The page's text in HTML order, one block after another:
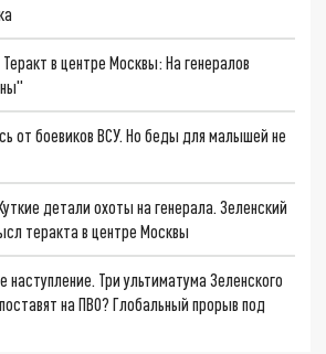
в центре Москвы: На генералов
от боевиков ВСУ. Но беды для малышей не
детали охоты на генерала. Зеленский
теракта в центре Москвы
Три ультиматума Зеленского
на ПВО? Глобальный прорыв под